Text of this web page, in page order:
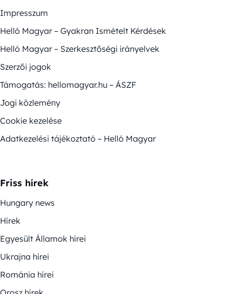
Impresszum
Helló Magyar – Gyakran Ismételt Kérdések
Helló Magyar – Szerkesztőségi irányelvek
Szerzői jogok
Támogatás: hellomagyar.hu – ÁSZF
Jogi közlemény
Cookie kezelése
Adatkezelési tájékoztató – Helló Magyar
Friss hírek
Hungary news
Hírek
Egyesült Államok hírei
Ukrajna hírei
Románia hírei